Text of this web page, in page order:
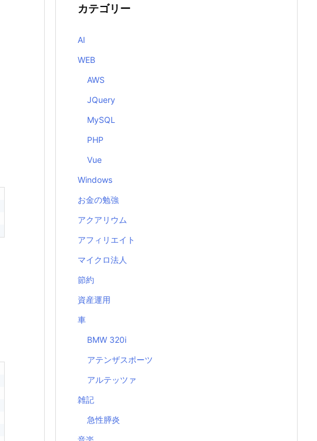
カテゴリー
AI
WEB
AWS
JQuery
MySQL
PHP
Vue
Windows
お金の勉強
アクアリウム
アフィリエイト
マイクロ法人
節約
資産運用
車
BMW 320i
アテンザスポーツ
アルテッツァ
雑記
急性膵炎